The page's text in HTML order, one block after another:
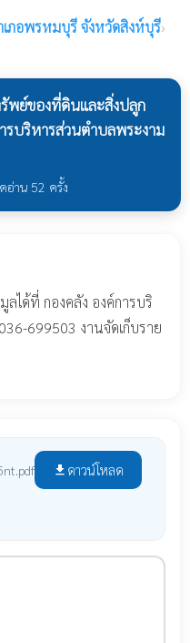
เภอพรหมบุรี จังหวัดสิงห์บุรี›
พย์ของที่ดินและสิ่งปลูก
รบริหารส่วนตำบลพระงาม
อ่าน 52 ครั้ง
ได้ที่ กองคลัง องค์การบริ
699503 งานจัดเก็บราย
file_download ดาวน์โหลด